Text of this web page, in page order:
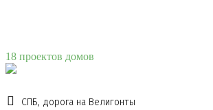
18 проектов домов
СПБ, дорога на Велигонты